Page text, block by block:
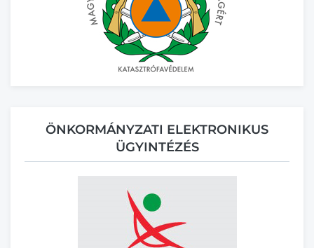
ÖNKORMÁNYZATI ELEKTRONIKUS
ÜGYINTÉZÉS